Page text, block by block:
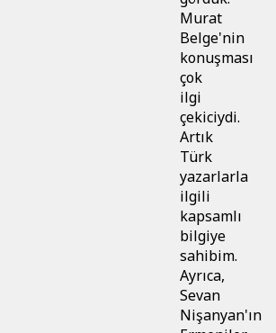
Murat
Belge'nin
konuşması
çok
ilgi
çekiciydi.
Artık
Türk
yazarlarla
ilgili
kapsamlı
bilgiye
sahibim.
Ayrıca,
Sevan
Nişanyan'ın